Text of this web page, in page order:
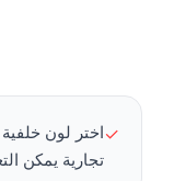
✓اختر لون
تجارية يمكن